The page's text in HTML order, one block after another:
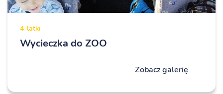
4-latki
Wycieczka do ZOO
Zobacz galerię